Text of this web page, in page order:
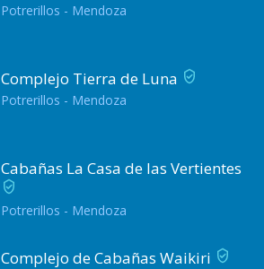
Potrerillos - Mendoza
Complejo Tierra de Luna
Potrerillos - Mendoza
Cabañas La Casa de las Vertientes
Potrerillos - Mendoza
Complejo de Cabañas Waikiri